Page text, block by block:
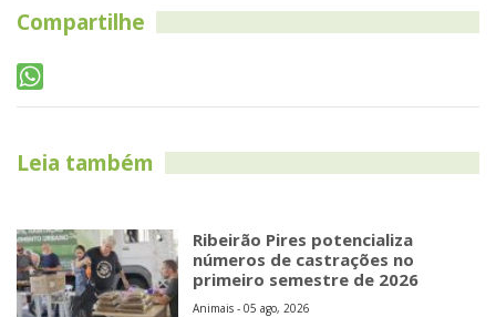
Compartilhe
Leia também
Ribeirão Pires potencializa
números de castrações no
primeiro semestre de 2026
Animais - 05 ago, 2026